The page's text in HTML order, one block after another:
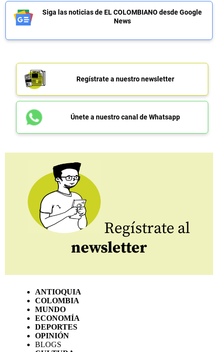
Siga las noticias de EL COLOMBIANO desde Google
News
Regístrate a nuestro newsletter
Únete a nuestro canal de Whatsapp
Regístrate al
newsletter
ANTIOQUIA
COLOMBIA
MUNDO
ECONOMÍA
DEPORTES
OPINIÓN
BLOGS